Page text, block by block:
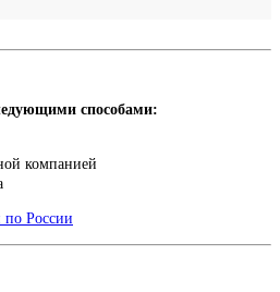
способами:
компанией
по России